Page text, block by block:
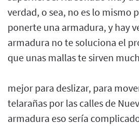
verdad, o sea, no es lo mismo
ponerte una armadura, y hay
armadura no te soluciona el
que unas mallas te sirven
mejor para deslizar, para
telarañas por las calles de
armadura eso sería